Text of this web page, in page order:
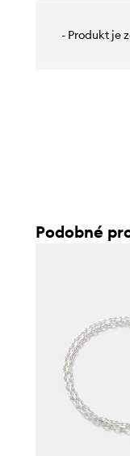
- Produkt je
Podobné